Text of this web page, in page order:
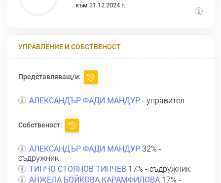
към 31.12.2024 г.
УПРАВЛЕНИЕ И СОБСТВЕНОСТ
Представляващ/и:
АЛЕКСАНДЪР ФАДИ МАНДУР - управител
Собственост:
АЛЕКСАНДЪР ФАДИ МАНДУР 32% -
съдружник
ТИНЧО СТОЯНОВ ТИНЧЕВ 17% - съдружник
АНЖЕЛА БОЙКОВА КАРАМФИЛОВА 17% -